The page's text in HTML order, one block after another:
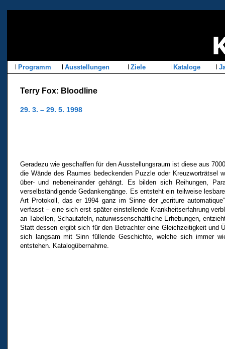
Programm Ausstellungen Ziele Kataloge
Terry Fox: Bloodline
29. 3. – 29. 5. 1998
Geradezu wie geschaffen für den Ausstellungsraum ist diese aus
die Wände des Raumes bedeckenden Puzzle oder Kreuzworträtsel
über- und nebeneinander gehängt. Es bilden sich Reihungen,
verselbständigende Gedankengänge. Es entsteht ein teilweise
Art Protokoll, das er 1994 ganz im Sinne der „ecriture
verfasst – eine sich erst später einstellende Krankheitserfahrung
an Tabellen, Schautafeln, naturwissenschaftliche Erhebungen,
Statt dessen ergibt sich für den Betrachter eine Gleichzeitigkeit und
sich langsam mit Sinn füllende Geschichte, welche sich immer
entstehen. Katalogübernahme.